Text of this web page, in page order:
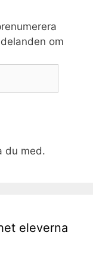
om
du med.
eleverna